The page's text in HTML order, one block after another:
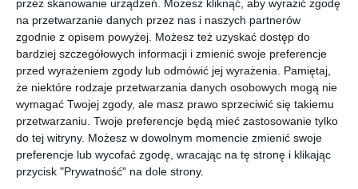
przez skanowanie urządzeń. Możesz kliknąć, aby wyrazić zgodę
na przetwarzanie danych przez nas i naszych partnerów
zgodnie z opisem powyżej. Możesz też uzyskać dostęp do
bardziej szczegółowych informacji i zmienić swoje preferencje
przed wyrażeniem zgody lub odmówić jej wyrażenia. Pamiętaj,
że niektóre rodzaje przetwarzania danych osobowych mogą nie
wymagać Twojej zgody, ale masz prawo sprzeciwić się takiemu
przetwarzaniu. Twoje preferencje będą mieć zastosowanie tylko
do tej witryny. Możesz w dowolnym momencie zmienić swoje
preferencje lub wycofać zgodę, wracając na tę stronę i klikając
przycisk "Prywatność" na dole strony.
Wilczyńska
Wilczyńska
pełen
słońca
(barwione
brzegi)
Wilczyńska
pełen
słońca
Wilczyńska
[ audiobook, e-book
Zapisane
w kartach.
Więzi
Karolina
Wilczyńska
[ książka ]
Stacja
Jagodno.
Życie jak
Karolina
Wilczyńska
[ e-book ]
Stacja
Jagodno.
Życie jak
malowane
Wilczyńska
[ książka ]
Sylwester
bez
fajerwerkó